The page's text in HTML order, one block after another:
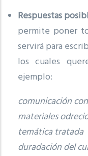
Respuestas
permite poner
servirá para
los cuales
ejemplo:
comunicación
materiales
temática tratada
duradación del